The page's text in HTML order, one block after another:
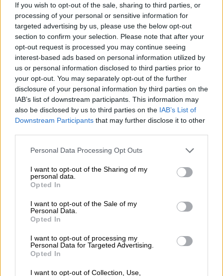
If you wish to opt-out of the sale, sharing to third parties, or
processing of your personal or sensitive information for
targeted advertising by us, please use the below opt-out
section to confirm your selection. Please note that after your
opt-out request is processed you may continue seeing
interest-based ads based on personal information utilized by
us or personal information disclosed to third parties prior to
your opt-out. You may separately opt-out of the further
disclosure of your personal information by third parties on the
IAB’s list of downstream participants. This information may
also be disclosed by us to third parties on the IAB’s List of
Downstream Participants that may further disclose it to other
Please note that this website/app uses one or more Google
not limited to your visit or usage behaviour. You may click to
grant or deny consent to Google and its third-party tags to
use your data for below specified purposes in below Google
consent section.
Personal Data Processing Opt Outs
I want to opt-out of the Sharing of my
personal data.
Opted In
I want to opt-out of the Sale of my
Personal Data.
Opted In
I want to opt-out of processing my
Personal Data for Targeted Advertising.
Opted In
I want to opt-out of Collection, Use,
kirjanpidon ohjelmisto
Yksinkertaista taloushallinnon rutiineja ja
käytä aikasi paremmin. Aloitus nyt
maksutta rajoitetun ajan!
Tutustu Procountoriin
Takaisin etusivulle
Ratkaisut
Procountor